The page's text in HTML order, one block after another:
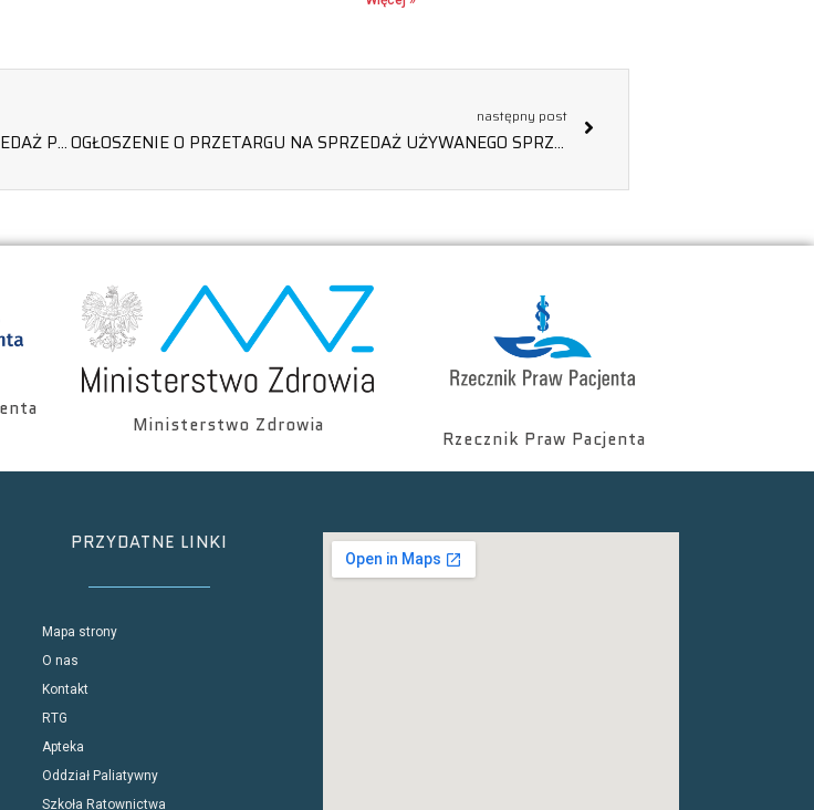
OGŁOSZENIE O UNIEWAŻNIENIU II PRZETARGU – SPRZEDAŻ PLATFORMY AUTOPULSE
następny post
OGŁOSZENIE O PRZETARGU NA SPRZEDAŻ UŻYWANEGO SPRZĘTU AUTOPULS (TRZECI PRZETARG), UNIEWAŻNIENIE POSTĘPOWANIA
Ministerstwo Zdrowia
Rzecznik Praw Pacjenta
PRZYDATNE LINKI
Mapa strony
O nas
Kontakt
RTG
Apteka
Oddział Paliatywny
Szkoła Ratownictwa